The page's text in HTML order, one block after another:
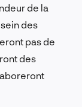
de la
des
pas de
des